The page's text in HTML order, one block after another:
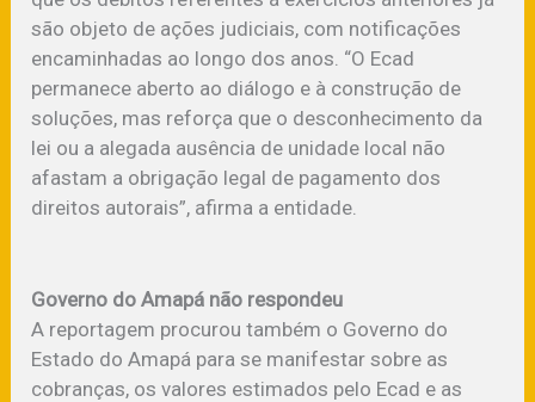
são objeto de ações judiciais, com notificações
encaminhadas ao longo dos anos. “O Ecad
permanece aberto ao diálogo e à construção de
soluções, mas reforça que o desconhecimento da
lei ou a alegada ausência de unidade local não
afastam a obrigação legal de pagamento dos
direitos autorais”, afirma a entidade.
Governo do Amapá não respondeu
A reportagem procurou também o Governo do
Estado do Amapá para se manifestar sobre as
cobranças, os valores estimados pelo Ecad e as